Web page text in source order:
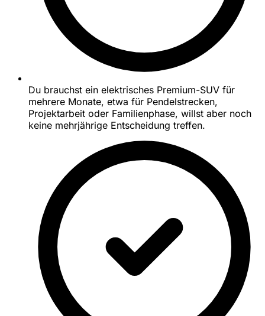
Du brauchst ein elektrisches Premium-SUV für
mehrere Monate, etwa für Pendelstrecken,
Projektarbeit oder Familienphase, willst aber noch
keine mehrjährige Entscheidung treffen.